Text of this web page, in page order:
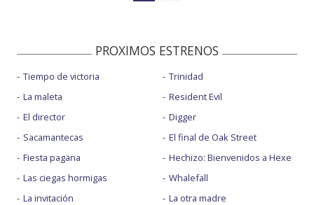
PROXIMOS ESTRENOS
Tiempo de victoria
La maleta
El director
Sacamantecas
Fiesta pagäna
Las ciegas hormigas
La invitación
Trinidad
Resident Evil
Digger
El final de Oak Street
Hechizo: Bienvenidos a Hexe
Whalefall
La otra madre